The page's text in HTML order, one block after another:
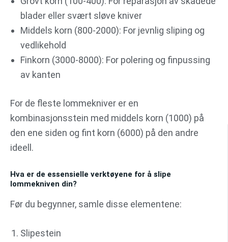
blader eller svært sløve kniver
Middels korn (800-2000): For jevnlig sliping og
vedlikehold
Finkorn (3000-8000): For polering og finpussing
av kanten
For de fleste lommekniver er en
kombinasjonsstein med middels korn (1000) på
den ene siden og fint korn (6000) på den andre
ideell.
Hva er de essensielle verktøyene for å slipe
lommekniven din?
Før du begynner, samle disse elementene:
Slipestein